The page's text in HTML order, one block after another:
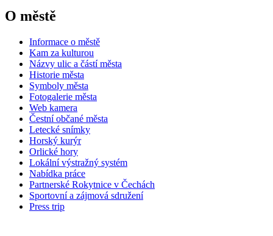
O městě
Informace o městě
Kam za kulturou
Názvy ulic a částí města
Historie města
Symboly města
Fotogalerie města
Web kamera
Čestní občané města
Letecké snímky
Horský kurýr
Orlické hory
Lokální výstražný systém
Nabídka práce
Partnerské Rokytnice v Čechách
Sportovní a zájmová sdružení
Press trip